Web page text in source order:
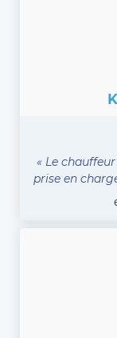
« Le
prise en